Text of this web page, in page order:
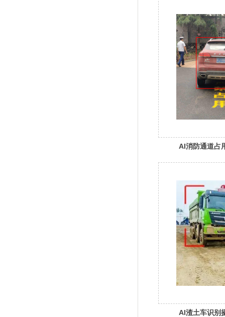
AI消防通道占
AI渣土车识别